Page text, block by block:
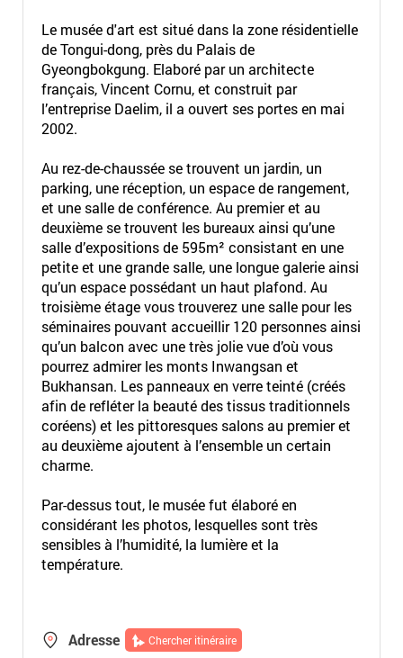
Le musée d'art est situé dans la zone résidentielle
de Tongui-dong, près du Palais de
Gyeongbokgung. Elaboré par un architecte
français, Vincent Cornu, et construit par
l’entreprise Daelim, il a ouvert ses portes en mai
2002.
Au rez-de-chaussée se trouvent un jardin, un
parking, une réception, un espace de rangement,
et une salle de conférence. Au premier et au
deuxième se trouvent les bureaux ainsi qu’une
salle d’expositions de 595m² consistant en une
petite et une grande salle, une longue galerie ainsi
qu’un espace possédant un haut plafond. Au
troisième étage vous trouverez une salle pour les
séminaires pouvant accueillir 120 personnes ainsi
qu’un balcon avec une très jolie vue d’où vous
pourrez admirer les monts Inwangsan et
Bukhansan. Les panneaux en verre teinté (créés
afin de refléter la beauté des tissus traditionnels
coréens) et les pittoresques salons au premier et
au deuxième ajoutent à l’ensemble un certain
charme.
Par-dessus tout, le musée fut élaboré en
considérant les photos, lesquelles sont très
sensibles à l’humidité, la lumière et la
température.
Adresse Chercher itinéraire